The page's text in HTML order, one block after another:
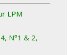
LPM
N°1 & 2,